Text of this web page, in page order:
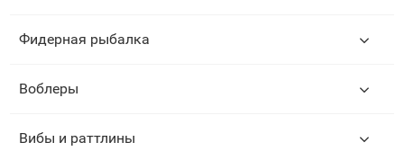
Фидерная рыбалка
Воблеры
Вибы и раттлины